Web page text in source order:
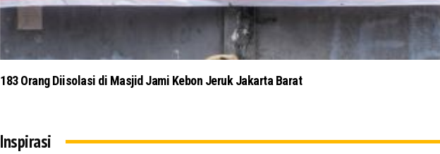
183 Orang Diisolasi di Masjid Jami Kebon Jeruk Jakarta Barat
Inspirasi